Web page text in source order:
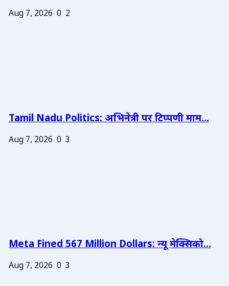
Aug 7, 2026 0 2
Tamil Nadu Politics: अभिनेत्री पर टिप्पणी माम...
Aug 7, 2026 0 3
Meta Fined 567 Million Dollars: न्यू मेक्सिको...
Aug 7, 2026 0 3